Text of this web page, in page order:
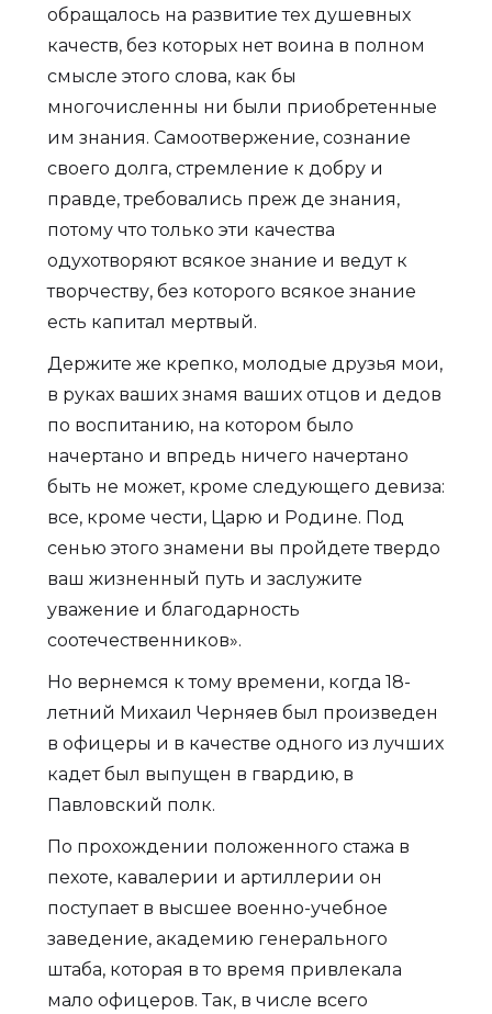
обращалось на развитие тех душевных
качеств, без которых нет воина в полном
смысле этого слова, как бы
многочисленны ни были приобретенные
им знания. Самоотвержение, сознание
своего долга, стремление к добру и
правде, требовались преж де знания,
потому что только эти качества
одухотворяют всякое знание и ведут к
творчеству, без которого всякое знание
есть капитал мертвый.
Держите же крепко, молодые друзья мои,
в руках ваших знамя ваших отцов и дедов
по воспитанию, на котором было
начертано и впредь ничего начертано
быть не может, кроме следующего девиза:
все, кроме чести, Царю и Родине. Под
сенью этого знамени вы пройдете твердо
ваш жизненный путь и заслужите
уважение и благодарность
соотечественников».
Но вернемся к тому времени, когда 18-
летний Михаил Черняев был произведен
в офицеры и в качестве одного из лучших
кадет был выпущен в гвардию, в
Павловский полк.
По прохождении положенного стажа в
пехоте, кавалерии и артиллерии он
поступает в высшее военно-учебное
заведение, академию генерального
штаба, которая в то время привлекала
мало офицеров. Так, в числе всего